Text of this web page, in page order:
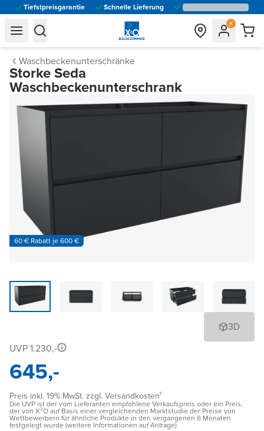
Tiefstpreisgarantie Schnelle Lieferung
general.navigation.toggle_menu.label
general.navigation.toggle_menu.label
Waschbeckenunterschränke
Storke Seda
Waschbeckenunterschrank
60 € Rabatt je 600 €
3D
UVP 1.230,-
645,-
Preis inkl. 19% MwSt. zzgl. Versandkosten¹
Die UVP ist der vom Lieferanten empfohlene Verkaufspreis oder ein Preis,
der von X²O auf Basis einer vergleichenden Marktstudie der Preise von
Wettbewerbern für ähnliche Produkte in den vergangenen 6 Monaten
festgelegt wurde (weitere Informationen auf Anfrage)